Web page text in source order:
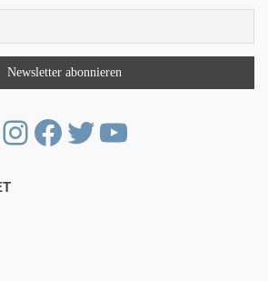
Instagram
Facebook
Twitter
YouTube